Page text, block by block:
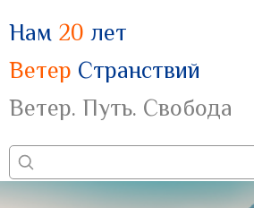
Нам 20 лет
Ветер Странствий
Ветер. Путь. Свобода